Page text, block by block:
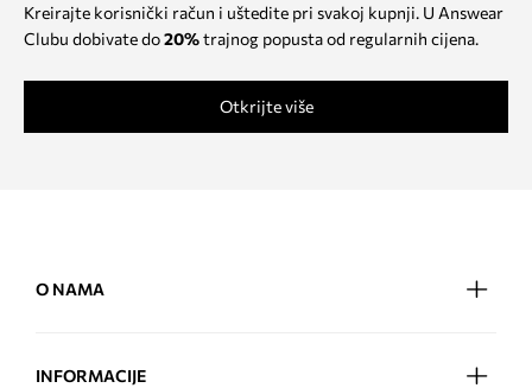
Kreirajte korisnički račun i uštedite pri svakoj kupnji. U Answear
Clubu dobivate do20%trajnog popusta od regularnih cijena.
Otkrijte više
O NAMA
INFORMACIJE